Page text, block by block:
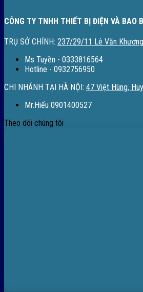
CÔNG TY TNHH THIẾT BỊ ĐIỆN VÀ BAO
TRỤ SỞ CHÍNH: 237/29/11 Lê Văn
Ms Tuyền - 0333816564
Hotline - 0932756950
CHI NHÁNH TẠI HÀ NỘI: 47 Việt Hùng,
Mr.Hiếu 0901400527
Theo dõi chúng tôi